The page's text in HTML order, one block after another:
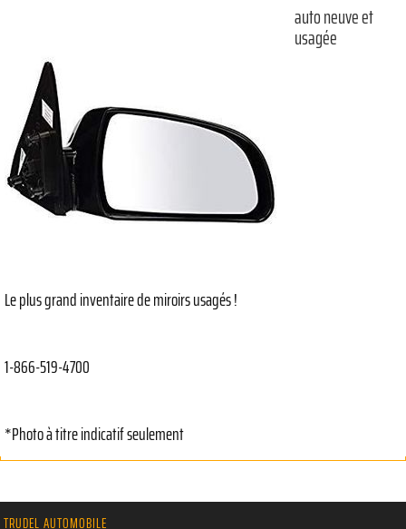
auto neuve et
usagée
Le plus grand inventaire de miroirs usagés !
1-866-519-4700
*Photo à titre indicatif seulement
TRUDEL AUTOMOBILE